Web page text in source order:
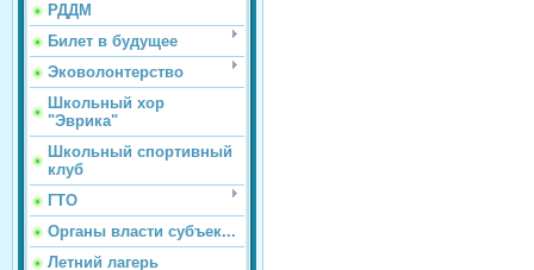
РДДМ
Билет в будущее
Эковолонтерство
Школьный хор
"Эврика"
Школьный спортивный
клуб
ГТО
Органы власти субъек...
Летний лагерь